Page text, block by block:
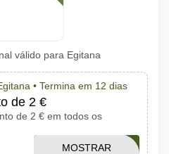
válido para Egitana
• Termina em 12 dias
de 2 €
de 2 € em todos os
RFKCJA
MOSTRAR